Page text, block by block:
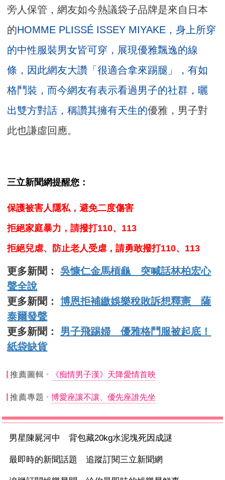
旁人保管，網友如今熱議袋子品牌是來自日本
的HOMME PLISSÉ ISSEY MIYAKE，身上所穿
的中性服裝男女皆可穿，展現優雅飄逸的線
條，因此網友大讚「很適合拿來踢腿」，有如
格鬥裝，而今網友有表示看過男子的社群，曬
出雙方對話，稱讚其擁有天生的優雅，男子對
此也謙虛回應。
三立新聞網提醒您：
保護被害人隱私，避免二度傷害
拒絕家庭暴力，請撥打110、113
拒絕兒虐、防止老人受虐，請勇敢撥打110、113
更多新聞：吳慷仁金馬槓龜 突喊話林柏宏心
聲全說
更多新聞：博恩拒補繳娛樂稅敗訴想釋憲 薩
泰爾發聲
更多新聞： 男子飛踢婦 優雅格鬥服被起底！
紙袋缺貨
推薦圖輯 《痴情男子漢》天降愛情首映
推薦專題 博愛座讓不讓、優先座誰先坐
男星陳屍河中 背包藏20kg水泥塊死因成謎
最即時的新聞話題 追蹤訂閱三立新聞網